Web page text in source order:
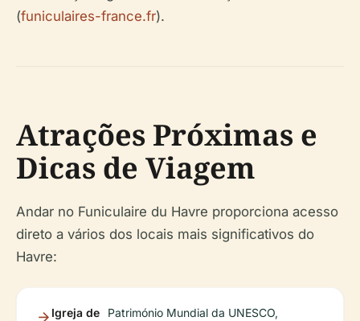
(funiculaires-france.fr).
Atrações Próximas e
Dicas de Viagem
Andar no Funiculaire du Havre proporciona acesso
direto a vários dos locais mais significativos do
Havre:
Igreja de
Património Mundial da UNESCO,